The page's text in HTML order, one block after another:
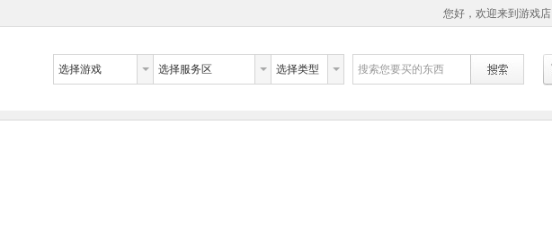
您好，欢迎来到游戏店
选择游戏 选择服务区 选择类型 搜索您要买的东西